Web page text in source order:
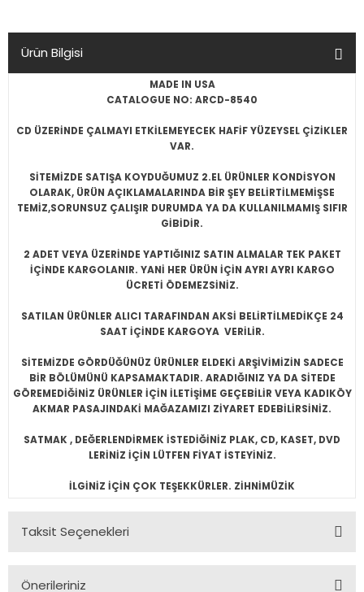
Ürün Bilgisi
MADE IN USA
CATALOGUE NO: ARCD-8540
CD ÜZERİNDE ÇALMAYI ETKİLEMEYECEK HAFİF YÜZEYSEL ÇİZİKLER
VAR.
SİTEMİZDE SATIŞA KOYDUĞUMUZ 2.EL ÜRÜNLER KONDİSYON
OLARAK, ÜRÜN AÇIKLAMALARINDA BİR ŞEY BELİRTİLMEMİŞSE
TEMİZ,SORUNSUZ ÇALIŞIR DURUMDA YA DA KULLANILMAMIŞ SIFIR
GİBİDİR.
2 ADET VEYA ÜZERİNDE YAPTIĞINIZ SATIN ALMALAR TEK PAKET
İÇİNDE KARGOLANIR. YANİ HER ÜRÜN İÇİN AYRI AYRI KARGO
ÜCRETİ ÖDEMEZSİNİZ.
SATILAN ÜRÜNLER ALICI TARAFINDAN AKSİ BELİRTİLMEDİKÇE 24
SAAT İÇİNDE KARGOYA VERİLİR.
SİTEMİZDE GÖRDÜĞÜNÜZ ÜRÜNLER ELDEKİ ARŞİVİMİZİN SADECE
BİR BÖLÜMÜNÜ KAPSAMAKTADIR. ARADIĞINIZ YA DA SİTEDE
GÖREMEDİĞİNİZ ÜRÜNLER İÇİN İLETİŞİME GEÇEBİLİR VEYA KADIKÖY
AKMAR PASAJINDAKİ MAĞAZAMIZI ZİYARET EDEBİLİRSİNİZ.
SATMAK , DEĞERLENDİRMEK İSTEDİĞİNİZ PLAK, CD, KASET, DVD
LERİNİZ İÇİN LÜTFEN FİYAT İSTEYİNİZ.
İLGİNİZ İÇİN ÇOK TEŞEKKÜRLER. ZİHNİMÜZİK
Taksit Seçenekleri
Önerileriniz